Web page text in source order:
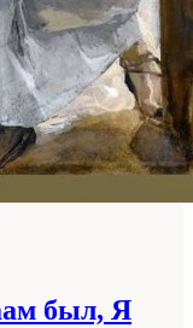
был, Я